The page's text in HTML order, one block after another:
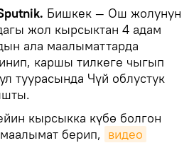
Бишкек — Ош жолунун
жол кырсыктан 4 адам
ала маалыматтарда
каршы тилкеге чыгып
туурасында Чүй облустук
кырсыкка күбө болгон
берип, видео